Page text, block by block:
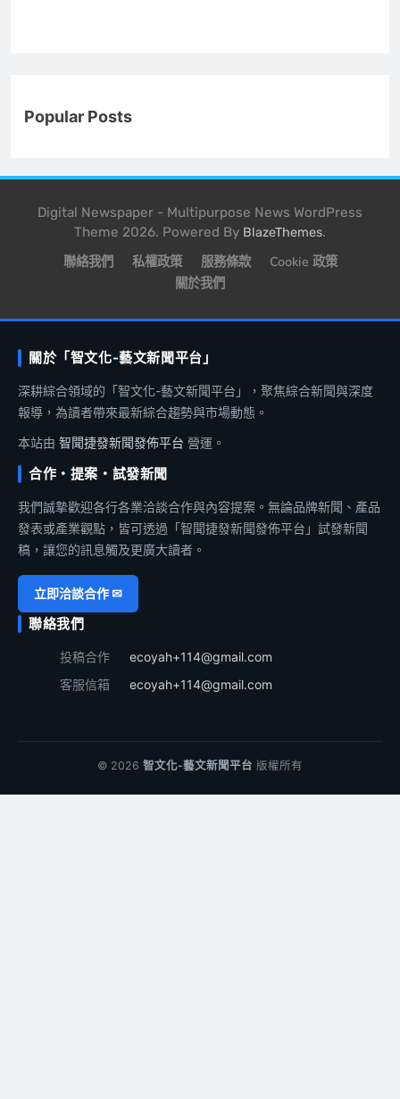
Popular Posts
Digital Newspaper - Multipurpose News WordPress
Theme 2026. Powered By BlazeThemes.
聯絡我們 私權政策 服務條款
Cookie 政策
關於我們
關於「智文化-藝文新聞平台」
深耕綜合領域的「智文化-藝文新聞平台」，聚焦綜合新聞與深度
報導，為讀者帶來最新綜合趨勢與市場動態。
本站由 智聞捷發新聞發佈平台 營運。
合作・提案・試發新聞
我們誠摯歡迎各行各業洽談合作與內容提案。無論品牌新聞、產品
發表或產業觀點，皆可透過「智聞捷發新聞發佈平台」試發新聞
稿，讓您的訊息觸及更廣大讀者。
立即洽談合作 ✉
聯絡我們
投稿合作
ecoyah+114@gmail.com
客服信箱
ecoyah+114@gmail.com
© 2026 智文化-藝文新聞平台 版權所有